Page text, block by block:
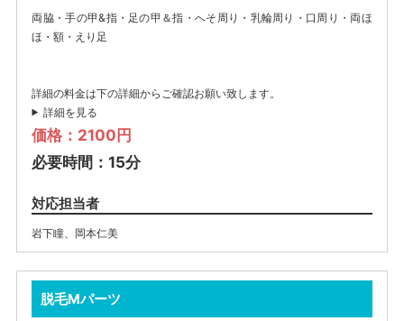
両脇・手の甲&指・足の甲＆指・へそ周り・乳輪周り・口周り・両ほ
ほ・額・えり足
詳細の料金は下の詳細からご確認お願い致します。
詳細を見る
価格：2100円
必要時間：15分
対応担当者
岩下瞳 岡本仁美
脱毛Mパーツ